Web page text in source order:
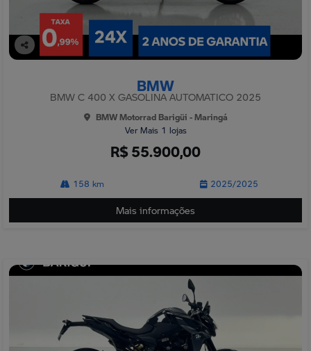
Co
BMW
BMW C 400 X GASOLINA AUTOMATICO 2025
BMW Motorrad Barigüi - Maringá
Ver Mais 1 lojas
R$ 55.900,00
158 km 2025/2025
Mais informações